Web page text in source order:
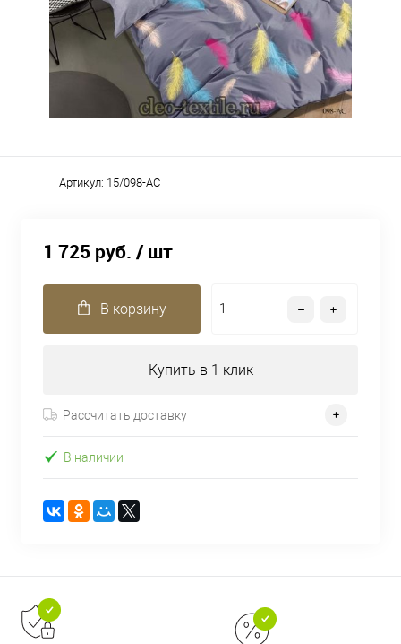
Артикул: 15/098-AC
1 725 руб. / шт
В корзину
Купить в 1 клик
Рассчитать доставку
В наличии